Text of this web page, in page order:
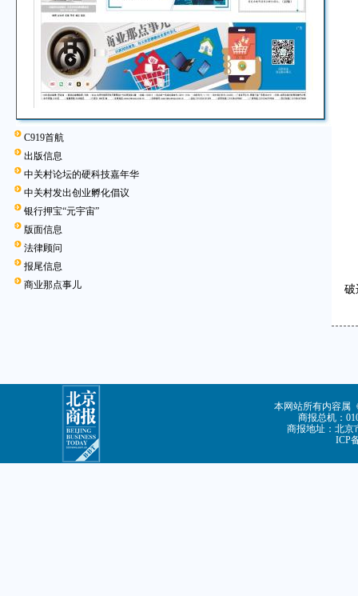
C919首航
出版信息
中关村论坛的硬科技嘉年华
中关村发出创业孵化倡议
银行押宝“元宇宙”
版面信息
法律顾问
报尾信息
商业那点事儿
破
本网站所有内容属
商报总机：
商报地址：北京
ICP